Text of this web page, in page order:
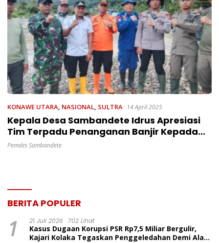
KONAWE UTARA, NASIONAL, SULTRA 14 April 2025
Kepala Desa Sambandete Idrus Apresiasi
Tim Terpadu Penanganan Banjir Kepada
TNI, Polri, Basarnas, Forkompinda Dan
Pemdes Sambandete
BERITA POPULER
1 21 Juli 2026 702 Lihat
Kasus Dugaan Korupsi PSR Rp7,5 Miliar Bergulir,
Kajari Kolaka Tegaskan Penggeledahan Demi Alat